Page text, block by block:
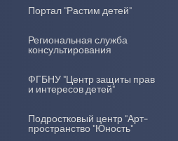
Портал "Растим детей"
Региональная служба
консультирования
ФГБНУ "Центр защиты прав
и интересов детей"
Подростковый центр "Арт-
пространство "Юность"